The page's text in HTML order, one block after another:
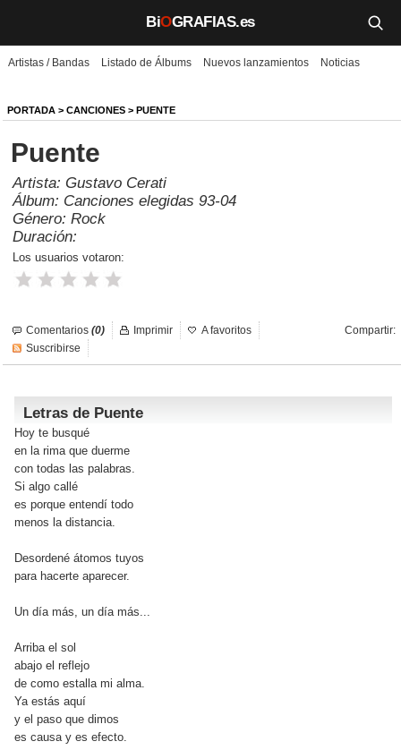
BiOGRAFIAS.es
Biografías
Películas
TV
Música
Un día como hoy
Noticias
Iniciar sesión Crear cuenta
Artistas / Bandas Listado de Álbums Nuevos lanzamientos Noticias
PORTADA > CANCIONES > PUENTE
Puente
Artista: Gustavo Cerati
Álbum: Canciones elegidas 93-04
Género: Rock
Duración:
Los usuarios votaron:
Comentarios (0) Compartir:
Imprimir
A favoritos
Suscribirse
Letras de Puente
Hoy te busqué
en la rima que duerme
con todas las palabras.
Si algo callé
es porque entendí todo
menos la distancia.
Desordené átomos tuyos
para hacerte aparecer.
Un día más, un día más...
Arriba el sol
abajo el reflejo
de como estalla mi alma.
Ya estás aquí
y el paso que dimos
es causa y es efecto.